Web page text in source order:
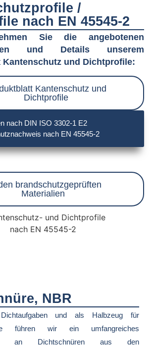
/
nach EN 45545-2
Sie die angebotenen
und Details unserem
Kantenschutz und Dichtprofile:
Kantenschutz und
Dichtprofile
nach DIN ISO 3302-1 E2
nach EN 45545-2
brandschutzgeprüften
Materialien
NBR
und als Halbzeug für
führen wir ein umfangreiches
an Dichtschnüren aus den